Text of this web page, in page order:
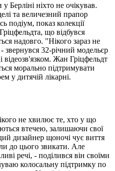
Берліні ніхто не очікував.
та величезний прапор
подіум, показ колекції
що відбувся
надовго. "Нікого зараз не
32-річний модельєр
відеозв'язком. Жан Гріцфельдт
морально підтримувати
у дитячій лікарні.
не хвилює те, хто у що
втечею, залишаючи свої
дизайнер щоночі чує виття
до цього звикати. Але
речі, - поділився він своїми
колосальну підтримку по